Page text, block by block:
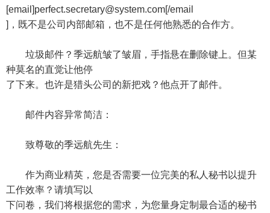
[email]perfect.secretary@system.com[/email
]，既不是公司内部邮箱，也不是任何他熟悉的合作方。
垃圾邮件？季远航皱了皱眉，手指悬在删除键上。但某
种莫名的直觉让他停
了下来。也许是猎头公司的新把戏？他点开了邮件。
邮件内容异常简洁：
致尊敬的季远航先生：
作为商业精英，您是否需要一位完美的私人秘书以提升
工作效率？请填写以
下问卷，我们将根据您的需求，为您量身定制最合适的秘书